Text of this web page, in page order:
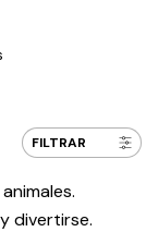
FILTRAR
divertirse.